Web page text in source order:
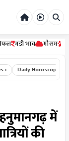
मंडी भाव मौसम
Daily Horoscope Hindi
हनुमानगढ़ में
की